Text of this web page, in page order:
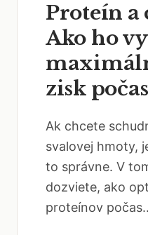
Proteín a
Ako ho
zisk
Ak chcete
svalovej hmoty,
to správne. V
dozviete, ako
proteínov